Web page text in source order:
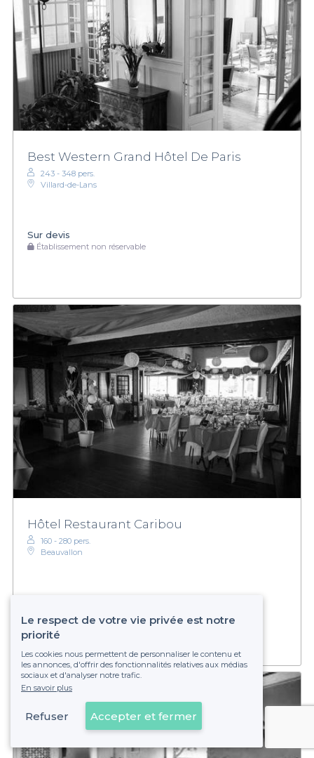
Best Western Grand Hôtel De Paris
243 - 348 pers.
Villard-de-Lans
Sur devis
Établissement non réservable
Hôtel Restaurant Caribou
160 - 280 pers.
Beauvallon
Voir sur la carte
Le respect de votre vie privée est notre
priorité
Les cookies nous permettent de personnaliser le contenu et
les annonces, d'offrir des fonctionnalités relatives aux médias
sociaux et d'analyser notre trafic.
En savoir plus
Refuser Accepter et fermer